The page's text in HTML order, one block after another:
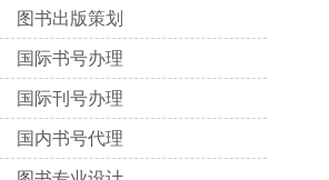
图书出版策划
国际书号办理
国际刊号办理
国内书号代理